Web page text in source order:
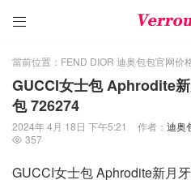

當前位置： FEND DIOR 迪奥包包官网价
GUCCI女士包 Aphrodite
包 726274
2024年 4月 18日 下午5:21 作者： 迪奥
 357
GUCCI女士包 Aphrodite新月